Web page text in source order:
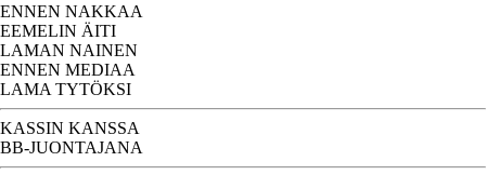
ENNEN NAKKAA
EEMELIN ÄITI
LAMAN NAINEN
ENNEN MEDIAA
LAMA TYTÖKSI
KASSIN KANSSA
BB-JUONTAJANA